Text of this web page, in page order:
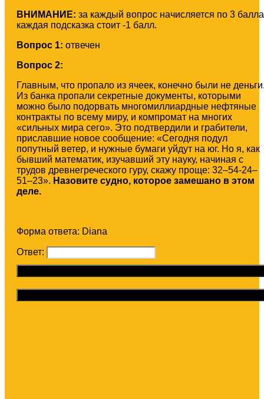
ВНИМАНИЕ: за каждый вопрос начисляется по 3
каждая подсказка стоит -1 балл.
Вопрос 1: отвечен
Вопрос 2:
Главным, что пропало из ячеек, конечно были не
Из банка пропали секретные документы, которыми
можно было подорвать многомиллиардные нефтяные
контракты по всему миру, и компромат на многих
«сильных мира сего». Это подтвердили и грабители,
приславшие новое сообщение: «Сегодня подул
попутный ветер, и нужные бумаги уйдут на юг. Но я, как
бывший математик, изучавший эту науку, начиная с
трудов древнегреческого гуру, скажу проще: 32–54-24–
51–23». Назовите судно, которое замешано в этом
деле.
Форма ответа: Diana
Ответ: